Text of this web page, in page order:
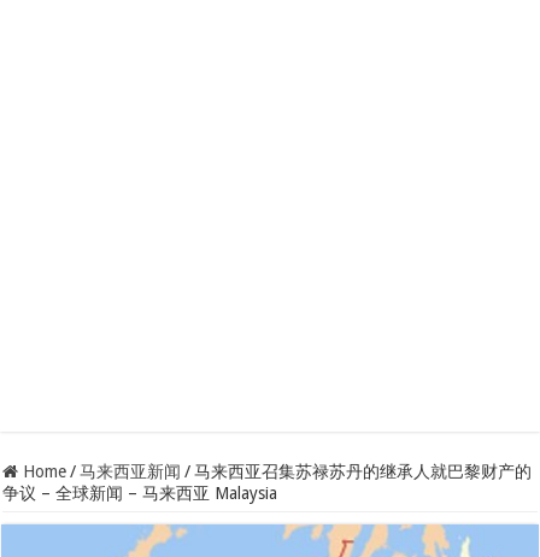
Home / 马来西亚新闻 / 马来西亚召集苏禄苏丹的继承人就巴黎财产的
争议 – 全球新闻 – 马来西亚 Malaysia